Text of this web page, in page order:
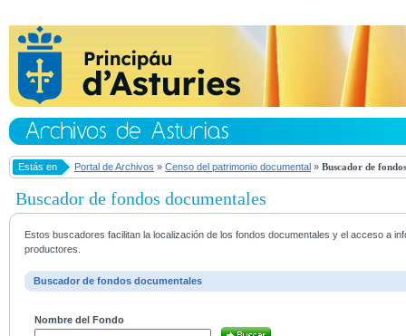
Estás en Portal de Archivos » Censo del patrimonio documental » Buscador de
Buscador de fondos documentales
Estos buscadores facilitan la localización de los fondos documentales y el acceso a
productores.
Buscador de fondos documentales
Nombre del Fondo